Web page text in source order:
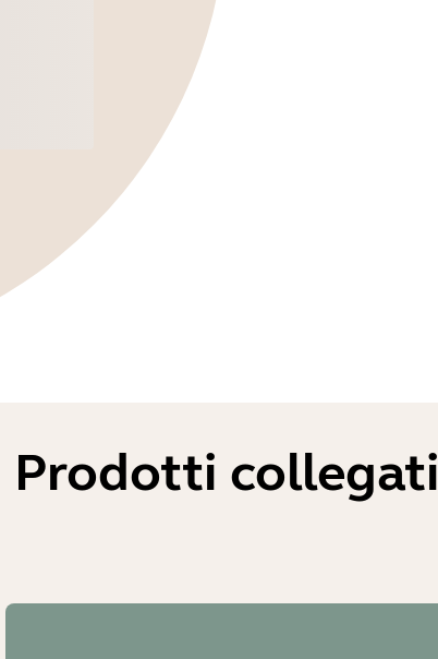
Prodotti collegati